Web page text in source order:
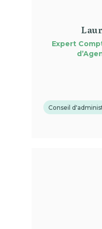
Expert
Conseil